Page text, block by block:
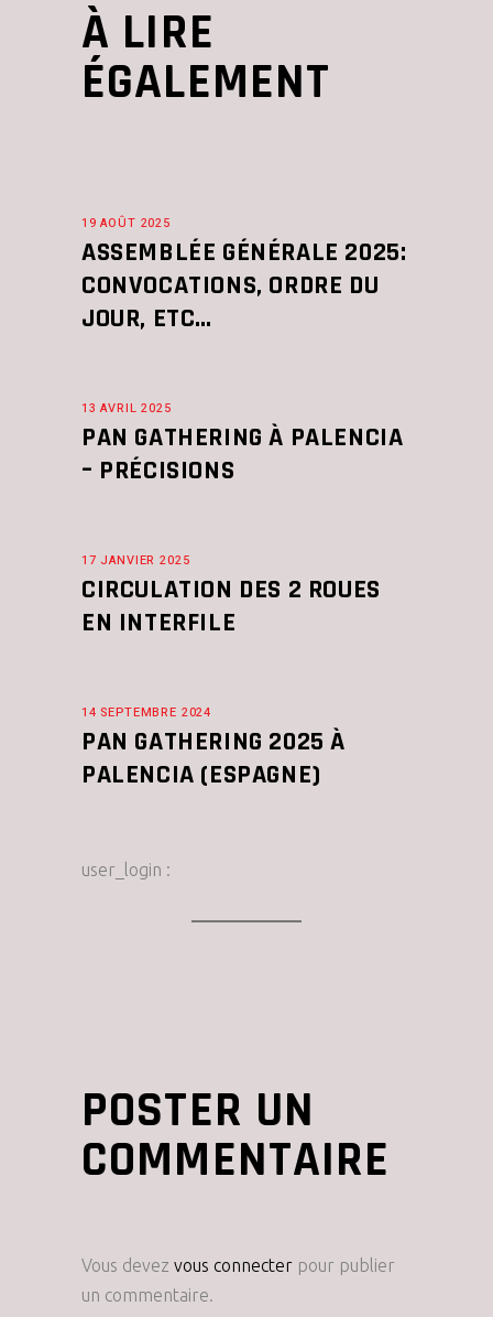
À LIRE
ÉGALEMENT
19 AOÛT 2025
ASSEMBLÉE GÉNÉRALE 2025:
CONVOCATIONS, ORDRE DU
JOUR, ETC…
13 AVRIL 2025
PAN GATHERING À PALENCIA
– PRÉCISIONS
17 JANVIER 2025
CIRCULATION DES 2 ROUES
EN INTERFILE
14 SEPTEMBRE 2024
PAN GATHERING 2025 À
PALENCIA (ESPAGNE)
user_login :
POSTER UN
COMMENTAIRE
Vous devez vous connecter pour publier
un commentaire.